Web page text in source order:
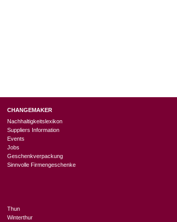
CHANGEMAKER
Nachhaltigkeitslexikon
Suppliers Information
Events
Jobs
Geschenkverpackung
Sinnvolle Firmengeschenke
Thun
Winterthur